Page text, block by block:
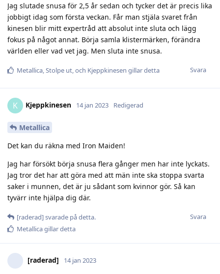
Jag slutade snusa för 2,5 år sedan och tycker det är precis lika
jobbigt idag som första veckan. Får man stjäla svaret från
kinesen blir mitt expertråd att absolut inte sluta och lägg
fokus på något annat. Börja samla klistermärken, förändra
världen eller vad vet jag. Men sluta inte snusa.
Svara
Metallica,Stolpe ut, och Kjeppkinesen gillar detta
K Kjeppkinesen 14 jan 2023 Redigerad
Metallica
Det kan du räkna med Iron Maiden!
Jag har försökt börja snusa flera gånger men har inte lyckats.
Jag tror det har att göra med att män inte ska stoppa svarta
saker i munnen, det är ju sådant som kvinnor gör. Så kan
tyvärr inte hjälpa dig där.
Svara
[raderad]svarade på detta.
Metallicagillar detta
[raderad] 14 jan 2023